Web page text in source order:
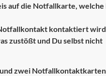
auf die Notfallkarte, welche
kontaktiert
zustößt und Du selbst nicht
und zwei